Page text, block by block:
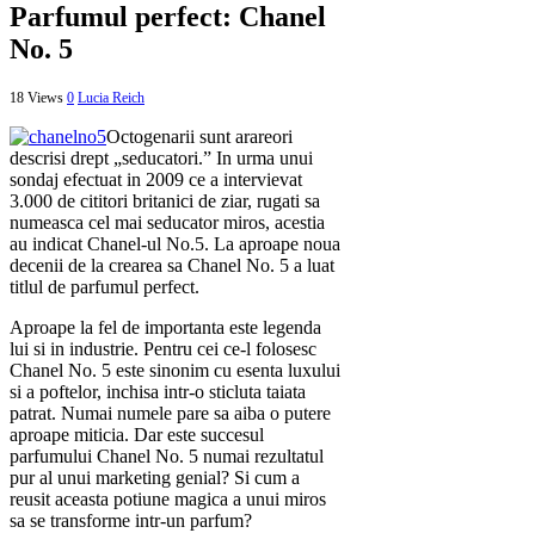
Parfumul perfect: Chanel
No. 5
18 Views 0 Lucia Reich
Octogenarii sunt arareori
descrisi drept „seducatori.” In urma unui
sondaj efectuat in 2009 ce a intervievat
3.000 de cititori britanici de ziar, rugati sa
numeasca cel mai seducator miros, acestia
au indicat Chanel-ul No.5. La aproape noua
decenii de la crearea sa Chanel No. 5 a luat
titlul de parfumul perfect.
Aproape la fel de importanta este legenda
lui si in industrie. Pentru cei ce-l folosesc
Chanel No. 5 este sinonim cu esenta luxului
si a poftelor, inchisa intr-o sticluta taiata
patrat. Numai numele pare sa aiba o putere
aproape miticia. Dar este succesul
parfumului Chanel No. 5 numai rezultatul
pur al unui marketing genial? Si cum a
reusit aceasta potiune magica a unui miros
sa se transforme intr-un parfum?